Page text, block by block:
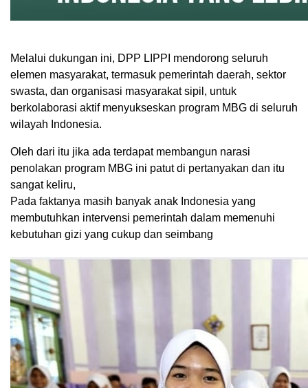
Melalui dukungan ini, DPP LIPPI mendorong seluruh
elemen masyarakat, termasuk pemerintah daerah, sektor
swasta, dan organisasi masyarakat sipil, untuk
berkolaborasi aktif menyukseskan program MBG di seluruh
wilayah Indonesia.
Oleh dari itu jika ada terdapat membangun narasi
penolakan program MBG ini patut di pertanyakan dan itu
sangat keliru,
Pada faktanya masih banyak anak Indonesia yang
membutuhkan intervensi pemerintah dalam memenuhi
kebutuhan gizi yang cukup dan seimbang